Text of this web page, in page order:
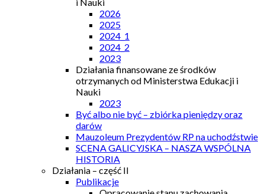
2026
2025
2024_1
2024_2
2023
Działania finansowane ze środków
otrzymanych od Ministerstwa Edukacji i
Nauki
2023
Być albo nie być – zbiórka pieniędzy oraz
darów
Mauzoleum Prezydentów RP na uchodźstwie
SCENA GALICYJSKA – NASZA WSPÓLNA
HISTORIA
Działania – część II
Publikacje